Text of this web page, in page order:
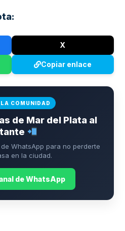
X
Copiar enlace
COMUNIDAD
de Mar del Plata al
WhatsApp para no perderte
en la ciudad.
de WhatsApp